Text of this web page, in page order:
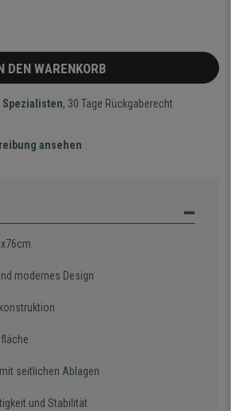
DEN WARENKORB
, 30 Tage Rückgaberecht
ansehen
modernes Design
seitlichen Ablagen
und Stabilität